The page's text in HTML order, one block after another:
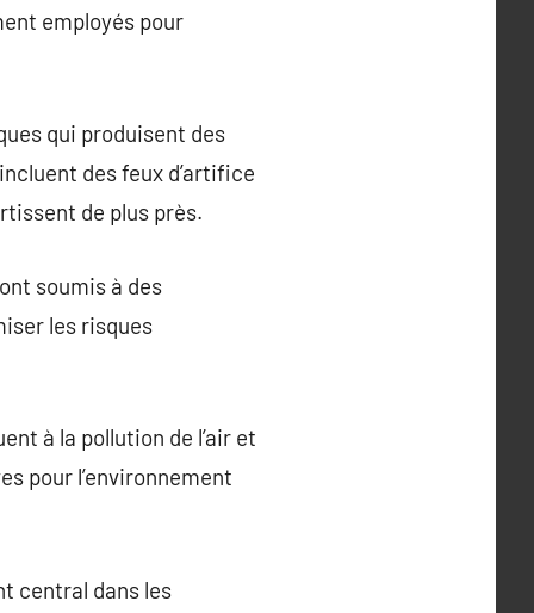
employés pour
qui produisent des
des feux d’artifice
de plus près.
soumis à des
les risques
à la pollution de l’air et
pour l’environnement
central dans les